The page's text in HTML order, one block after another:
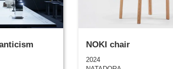
NOKI chair
2024